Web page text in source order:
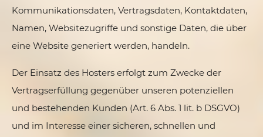
Kommunikationsdaten, Vertragsdaten, Kontaktdaten,
Namen, Websitezugriffe und sonstige Daten, die über
eine Website generiert werden, handeln.
Der Einsatz des Hosters erfolgt zum Zwecke der
Vertragserfüllung gegenüber unseren potenziellen
und bestehenden Kunden (Art. 6 Abs. 1 lit. b DSGVO)
und im Interesse einer sicheren, schnellen und